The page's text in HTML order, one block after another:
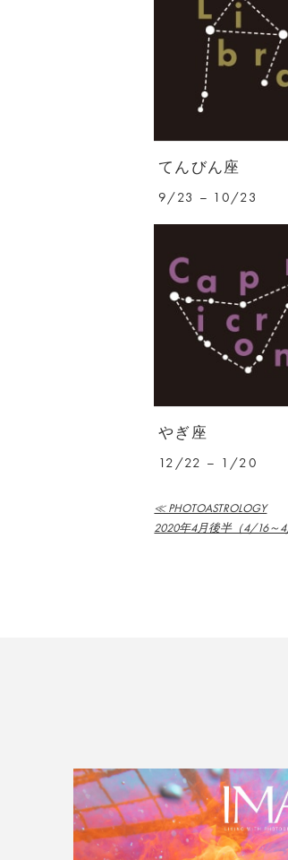
てんびん座
9/23 – 10/23
やぎ座
12/22 – 1/20
≪ PHOTOASTROLOGY
2020年4月後半（4/16～